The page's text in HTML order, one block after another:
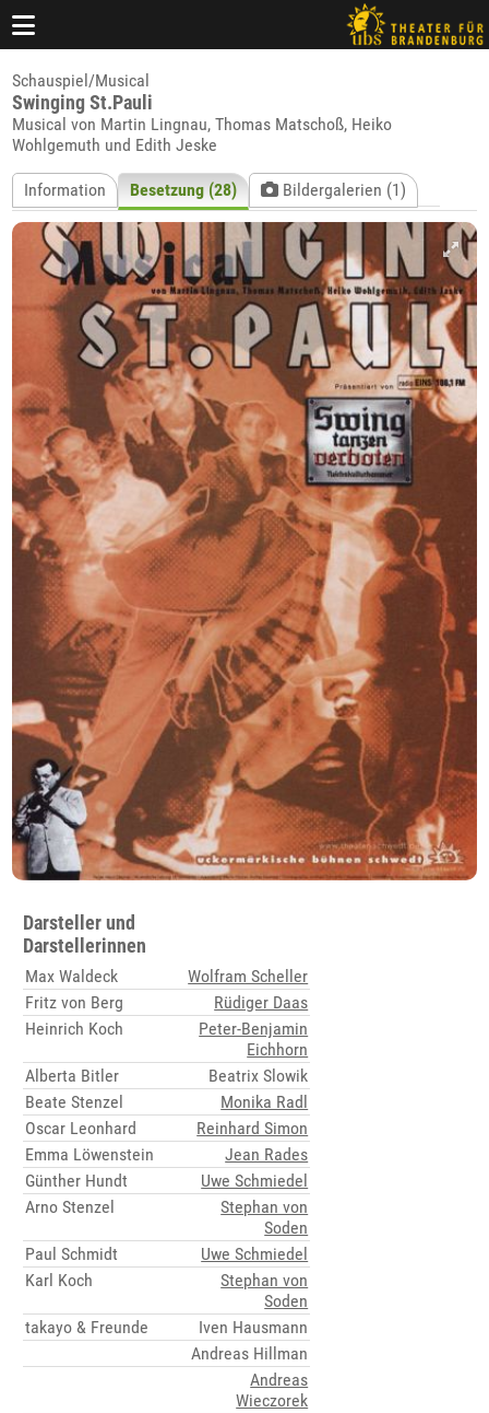
Schauspiel/Musical
Swinging St.Pauli
Musical von Martin Lingnau, Thomas Matschoß, Heiko
Wohlgemuth und Edith Jeske
Information Besetzung (28) Bildergalerien (1)
Darsteller und
Darstellerinnen
Max Waldeck
Wolfram Scheller
Fritz von Berg
Rüdiger Daas
Heinrich Koch
Peter-Benjamin
Eichhorn
Alberta Bitler
Beatrix Slowik
Beate Stenzel
Monika Radl
Oscar Leonhard
Reinhard Simon
Emma Löwenstein
Jean Rades
Günther Hundt
Uwe Schmiedel
Arno Stenzel
Stephan von
Soden
Paul Schmidt
Uwe Schmiedel
Karl Koch
Stephan von
Soden
takayo & Freunde
Iven Hausmann
Andreas Hillman
Andreas
Wieczorek